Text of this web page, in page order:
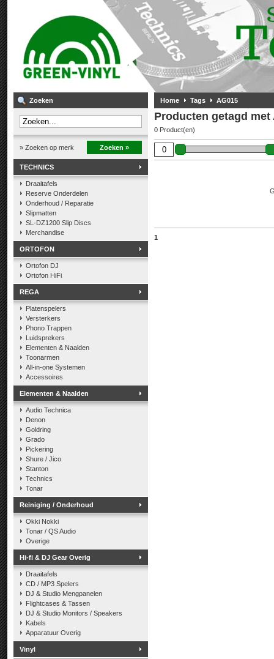
Zoeken
» Zoeken op merk Zoeken »
TECHNICS
Draaitafels
Reserve Onderdelen
Onderhoud / Reparatie
Slipmatten
SL-DZ1200 Slip Discs
Merchandise
ORTOFON
Ortofon DJ
Ortofon HiFi
REGA
Platenspelers
Versterkers
Phono Trappen
Luidsprekers
Elementen & Naalden
Toonarmen
All-in-one Systemen
Accessoires
Elementen & Naalden
Audio Technica
Denon
Goldring
Grado
Pickering
Shure / Jico
Stanton
Technics
Tonar
Reiniging / Onderhoud
Okki Nokki
Tonar / QS Audio
Overige
Hi-fi & DJ Gear Overig
Draaitafels
CD / MP3 Spelers
DJ & Studio Mengpanelen
Flightcases & Tassen
DJ & Studio Monitors / Speakers
Kabels
Apparatuur Overig
Vinyl
Home Tags AG015
Producten getagd met
0 Product(en)
1